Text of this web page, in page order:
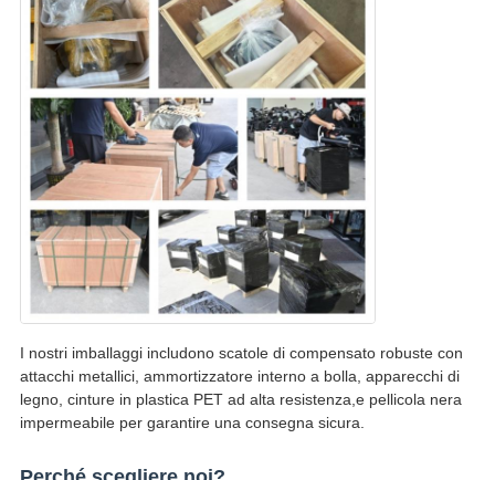
I nostri imballaggi includono scatole di compensato robuste con
attacchi metallici, ammortizzatore interno a bolla, apparecchi di
legno, cinture in plastica PET ad alta resistenza,e pellicola nera
impermeabile per garantire una consegna sicura.